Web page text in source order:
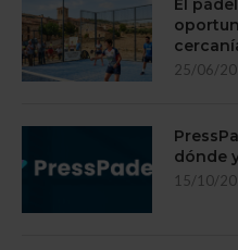
El
25/06/
dónde
15/10/